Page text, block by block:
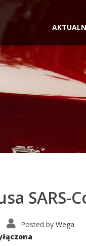
SARS-
Posted by Wega